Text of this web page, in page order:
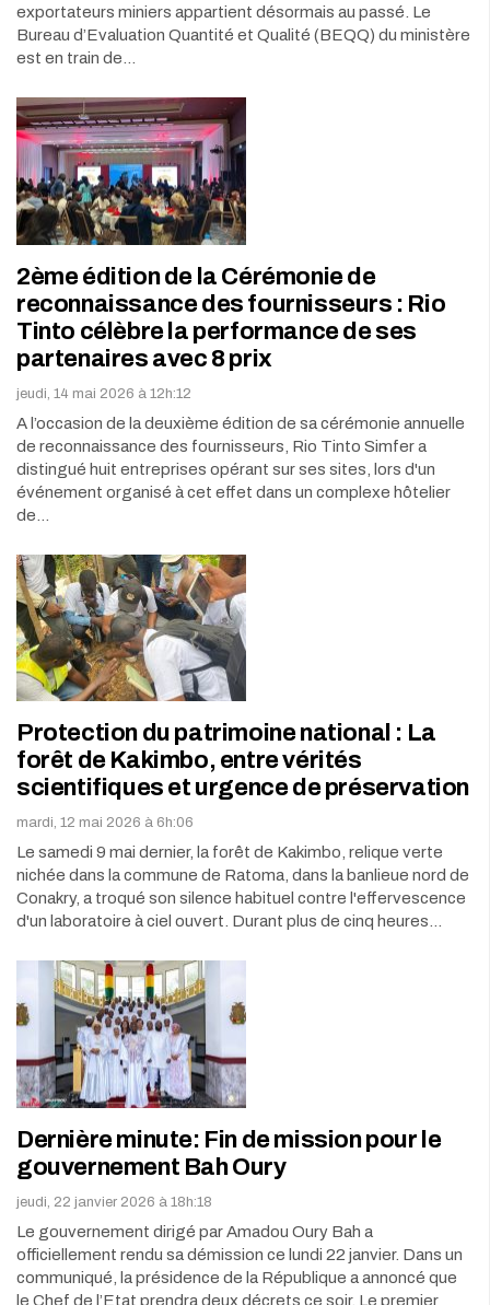
exportateurs miniers appartient désormais au passé. Le
Bureau d’Evaluation Quantité et Qualité (BEQQ) du ministère
est en train de…
2ème édition de la Cérémonie de
reconnaissance des fournisseurs : Rio
Tinto célèbre la performance de ses
partenaires avec 8 prix
jeudi, 14 mai 2026 à 12h:12
A l’occasion de la deuxième édition de sa cérémonie annuelle
de reconnaissance des fournisseurs, Rio Tinto Simfer a
distingué huit entreprises opérant sur ses sites, lors d'un
événement organisé à cet effet dans un complexe hôtelier
de…
Protection du patrimoine national : La
forêt de Kakimbo, entre vérités
scientifiques et urgence de préservation
mardi, 12 mai 2026 à 6h:06
Le samedi 9 mai dernier, la forêt de Kakimbo, relique verte
nichée dans la commune de Ratoma, dans la banlieue nord de
Conakry, a troqué son silence habituel contre l'effervescence
d'un laboratoire à ciel ouvert. Durant plus de cinq heures…
Dernière minute: Fin de mission pour le
gouvernement Bah Oury
jeudi, 22 janvier 2026 à 18h:18
Le gouvernement dirigé par Amadou Oury Bah a
officiellement rendu sa démission ce lundi 22 janvier. Dans un
communiqué, la présidence de la République a annoncé que
le Chef de l’Etat prendra deux décrets ce soir. Le premier